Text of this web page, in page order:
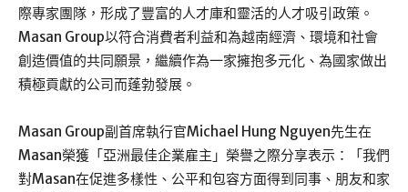
際專家團隊，形成了豐富的人才庫和靈活的人才吸引政策。
Masan Group以符合消費者利益和為越南經濟、環境和社會
創造價值的共同願景，繼續作為一家擁抱多元化、為國家做出
積極貢獻的公司而蓬勃發展。
Masan Group副首席執行官Michael Hung Nguyen先生在
Masan榮獲「亞洲最佳企業雇主」榮譽之際分享表示：「我們
對Masan在促進多樣性、公平和包容方面得到同事、朋友和家